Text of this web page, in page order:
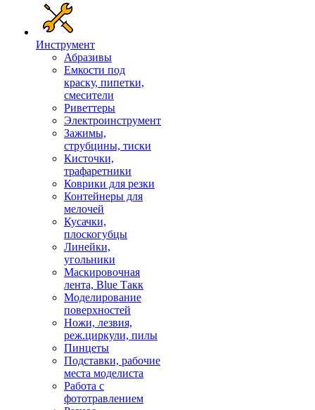
Инструмент
Абразивы
Емкости под
краску, пипетки,
смесители
Риветтеры
Электроинструмент
Зажимы,
струбцины, тиски
Кисточки,
трафаретники
Коврики для резки
Контейнеры для
мелочей
Кусачки,
плоскогубцы
Линейки,
угольники
Маскировочная
лента, Blue Такк
Моделирование
поверхностей
Ножи, лезвия,
реж.циркули, пилы
Пинцеты
Подставки, рабочие
места моделиста
Работа с
фототравлением